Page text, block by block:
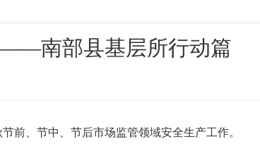
——南部县基层所行动篇
、节中、节后市场监管领域安全生产工作。